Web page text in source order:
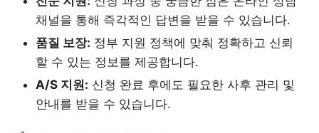
채널을 통해 즉각적인 답변을 받을 수 있습니다.
품질 보장: 정부 지원 정책에 맞춰 정확하고 신뢰
할 수 있는 정보를 제공합니다.
A/S 지원: 신청 완료 후에도 필요한 사후 관리 및
안내를 받을 수 있습니다.